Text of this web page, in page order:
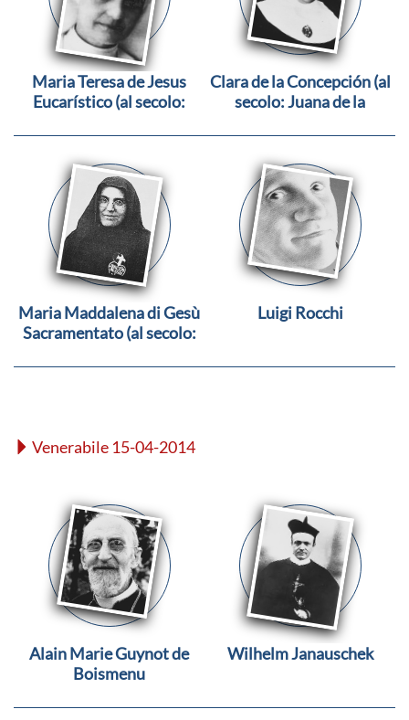
Maria Teresa de Jesus
Eucarístico (al secolo:
Santos)
Clara de la Concepción (al
secolo: Juana de la
García)
Maria Maddalena di Gesù
Sacramentato (al secolo:
Marcucci)
Luigi Rocchi
Venerabile 15-04-2014
Alain Marie Guynot de
Boismenu
Wilhelm Janauschek